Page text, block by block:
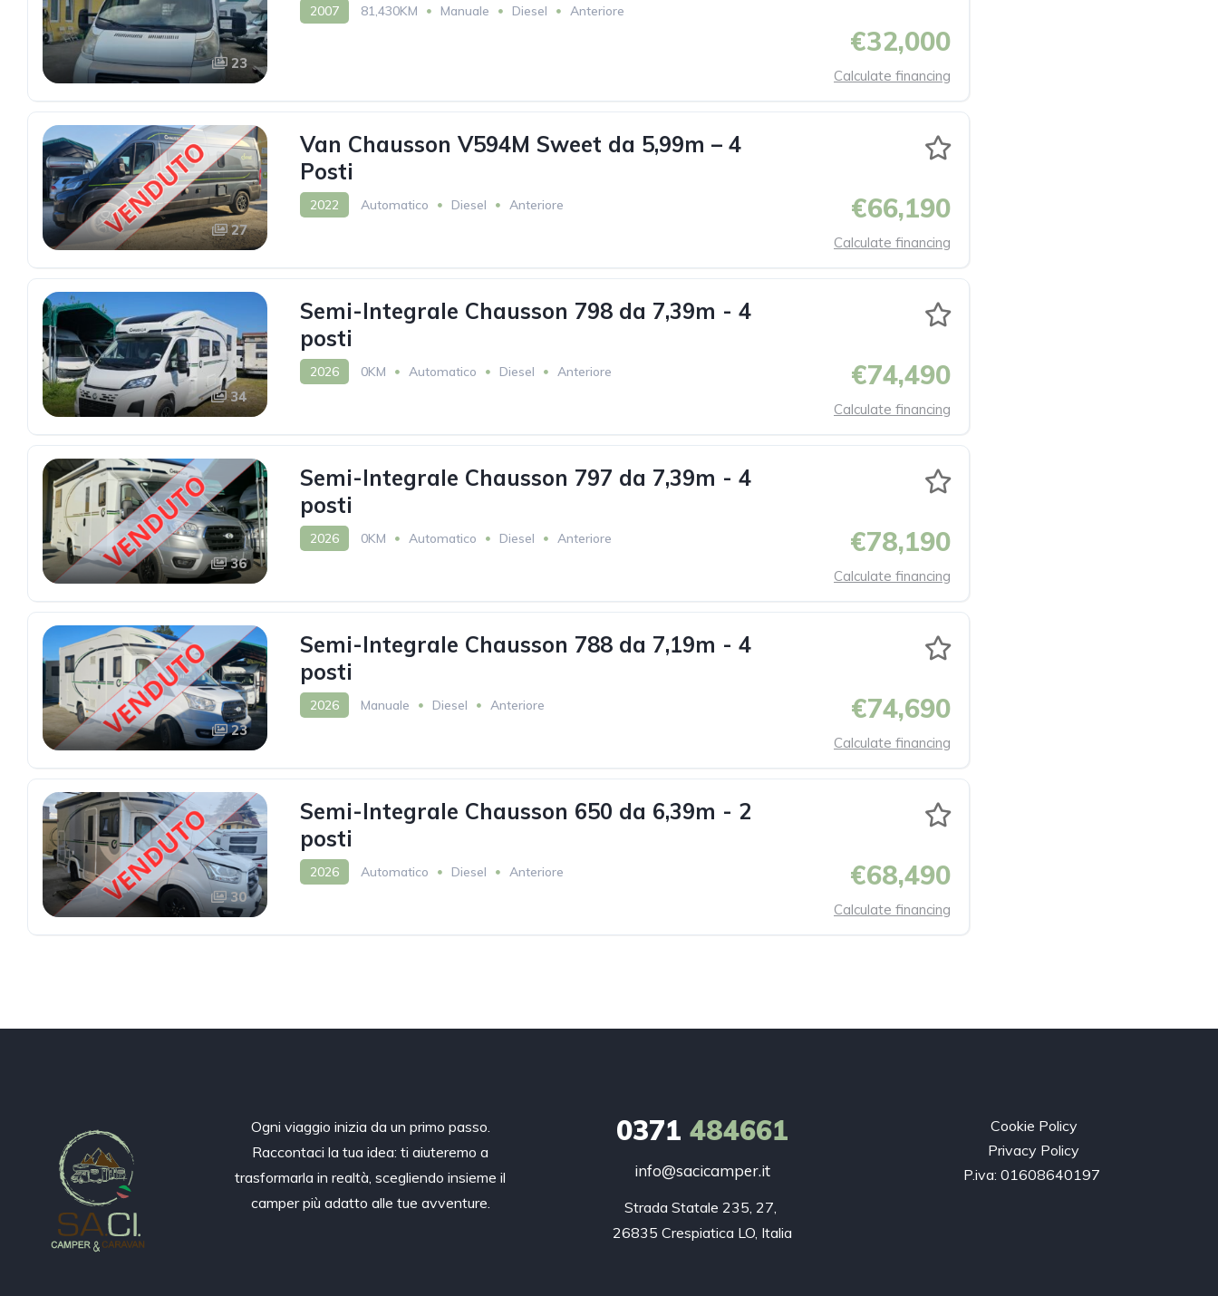
23
2007 81,430KM Manuale Diesel Anteriore
€32,000
Calculate financing
27
Van Chausson V594M Sweet da 5,99m – 4
Posti
2022 Automatico Diesel Anteriore €66,190
Calculate financing
34
Semi-Integrale Chausson 798 da 7,39m - 4
posti
2026 0KM Automatico Diesel Anteriore €74,490
Calculate financing
36
Semi-Integrale Chausson 797 da 7,39m - 4
posti
2026 0KM Automatico Diesel Anteriore €78,190
Calculate financing
23
Semi-Integrale Chausson 788 da 7,19m - 4
posti
2026 Manuale Diesel Anteriore €74,690
Calculate financing
30
Semi-Integrale Chausson 650 da 6,39m - 2
posti
2026 Automatico Diesel Anteriore €68,490
Calculate financing
Ogni viaggio inizia da un primo passo.
Raccontaci la tua idea: ti aiuteremo a
trasformarla in realtà, scegliendo insieme il
camper più adatto alle tue avventure.
0371 484661
info@sacicamper.it
Strada Statale 235, 27,
26835 Crespiatica LO, Italia
Cookie Policy
Privacy Policy
P.iva: 01608640197